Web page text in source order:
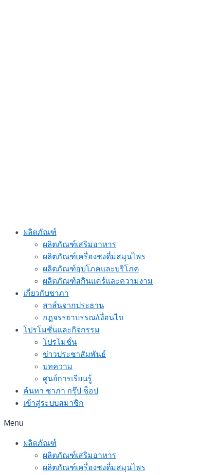
ผลิตภัณฑ์
ผลิตภัณฑ์เสริมอาหาร
ผลิตภัณฑ์เครื่องชงดื่มสมุนไพร
ผลิตภัณฑ์อุปโภคและบริโภค
ผลิตภัณฑ์สกินแคร์และความงาม
เกี่ยวกับชาภา
สาส์นจากประธาน
กฎจรรยาบรรณ/เงื่อนไข
โปรโมชั่นและกิจกรรม
โปรโมชั่น
ข่าวประชาสัมพันธ์
บทความ
ศูนย์การเรียนรู้
ค้นหา ชาภา กรุ๊ป ช็อป
เข้าสู่ระบบสมาชิก
Menu
ผลิตภัณฑ์
ผลิตภัณฑ์เสริมอาหาร
ผลิตภัณฑ์เครื่องชงดื่มสมุนไพร